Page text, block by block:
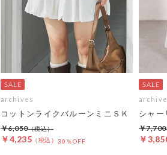
archives
コットンライクバルーンミニＳＫ
￥4,235 30％OFF
￥6,050
シャー
￥
￥7,700